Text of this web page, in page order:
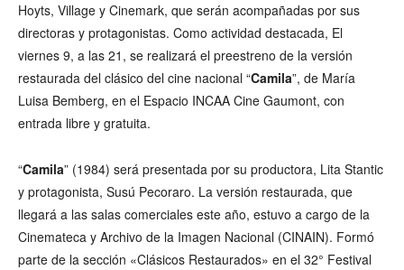
Hoyts, Village y Cinemark, que serán acompañadas por sus
directoras y protagonistas. Como actividad destacada, El
viernes 9, a las 21, se realizará el preestreno de la versión
restaurada del clásico del cine nacional “Camila”, de María
Luisa Bemberg, en el Espacio INCAA Cine Gaumont, con
entrada libre y gratuita.
“Camila” (1984) será presentada por su productora, Lita Stantic
y protagonista, Susú Pecoraro. La versión restaurada, que
llegará a las salas comerciales este año, estuvo a cargo de la
Cinemateca y Archivo de la Imagen Nacional (CINAIN). Formó
parte de la sección «Clásicos Restaurados» en el 32° Festival